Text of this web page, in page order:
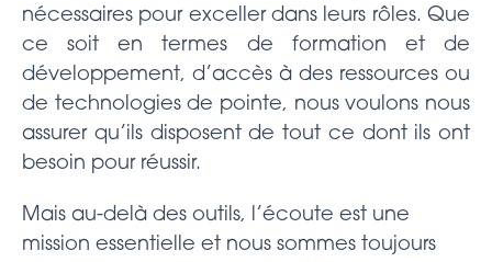
nécessaires pour exceller dans leurs rôles. Que
ce soit en termes de formation et de
développement, d’accès à des ressources ou
de technologies de pointe, nous voulons nous
assurer qu’ils disposent de tout ce dont ils ont
besoin pour réussir.
Mais au-delà des outils, l’écoute est une
mission essentielle et nous sommes toujours